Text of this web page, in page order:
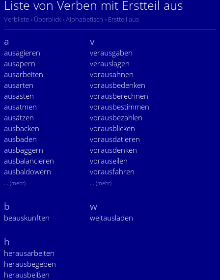
Liste von Verben mit Erstteil aus
Verbliste › Überblick › Alphabetisch › Erstteil aus
a
ausagieren
ausapern
ausarbeiten
ausarten
ausästen
ausatmen
ausätzen
ausbacken
ausbaden
ausbaggern
ausbalancieren
ausbaldowern
... (mehr)
b
beauskunften
h
herausarbeiten
herausbegeben
herausbeißen
v
verausgaben
verauslagen
vorausahnen
vorausbedenken
vorausberechnen
vorausbestimmen
vorausbezahlen
vorausblicken
vorausdatieren
vorausdenken
vorauseilen
vorausfahren
... (mehr)
w
weitausladen